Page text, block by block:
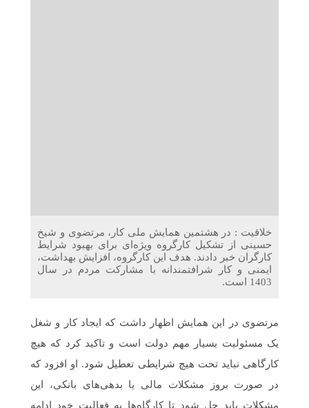
خلاقیت : در هشتمین همایش ملی کار، مرتضوی و شیخ
حسینی از تشکیل کارگروه ویژه‌ای برای بهبود شرایط
کارگران خبر دادند. هدف این کارگروه، افزایش بهداشت،
ایمنی و کار شرافتمندانه با مشارکت مردم در سال
1403 است.
مرتضوی در این همایش اظهار داشت که ایجاد کار و شغل
یک مسئولیت بسیار مهم دولت است و تاکید کرد که هیچ
کارگاهی نباید تحت هیچ شرایطی تعطیل شود. او افزود که
در صورت بروز مشکلات مالی یا بدهی‌های بانکی، این
مشکلات باید حل شود تا کارگاه‌ها به فعالیت خود ادامه